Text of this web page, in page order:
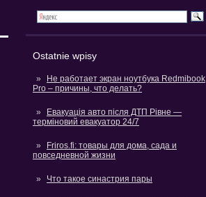
Ostatnie wpisy
Не работает экран ноутбука Redmibook
Pro – причины, что делать?
Евакуація авто після ДТП Рівне —
терміновий евакуатор 24/7
Friros.fi: товары для дома, сада и
повседневной жизни
Что такое синастрия пары